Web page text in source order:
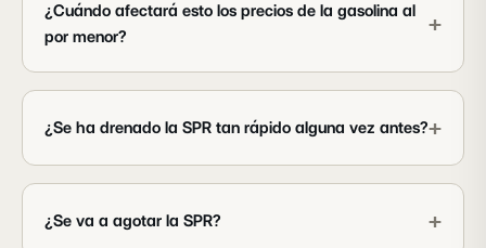
¿Cuándo afectará esto los precios de la gasolina al
por menor?
+
¿Se ha drenado la SPR tan rápido alguna vez antes?+
¿Se va a agotar la SPR? +